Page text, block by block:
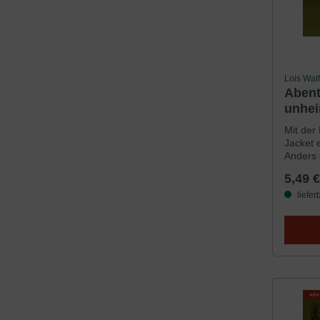
Lois
Mit der
Jacket
Anders
kaufen.
hat
wird
5,49